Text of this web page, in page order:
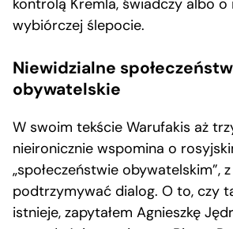
wybiórczej ślepocie.
Niewidzialne
obywatelskie
W swoim tekście Warufakis aż
nieironicznie wspomina o
„społeczeństwie obywatelskim”,
podtrzymywać dialog. O to, czy
istnieje, zapytałem Agnieszkę